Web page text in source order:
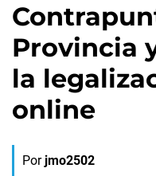
Provincia
la
online
Por jmo2502